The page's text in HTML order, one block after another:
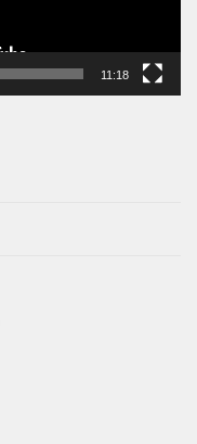
11:18